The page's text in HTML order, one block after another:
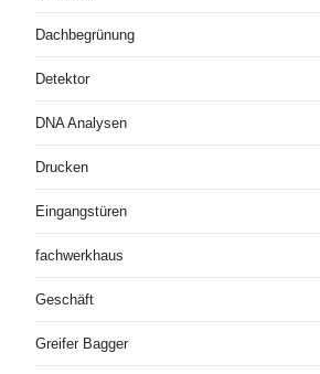
Dachbegrünung
Detektor
DNA Analysen
Drucken
Eingangstüren
fachwerkhaus
Geschäft
Greifer Bagger